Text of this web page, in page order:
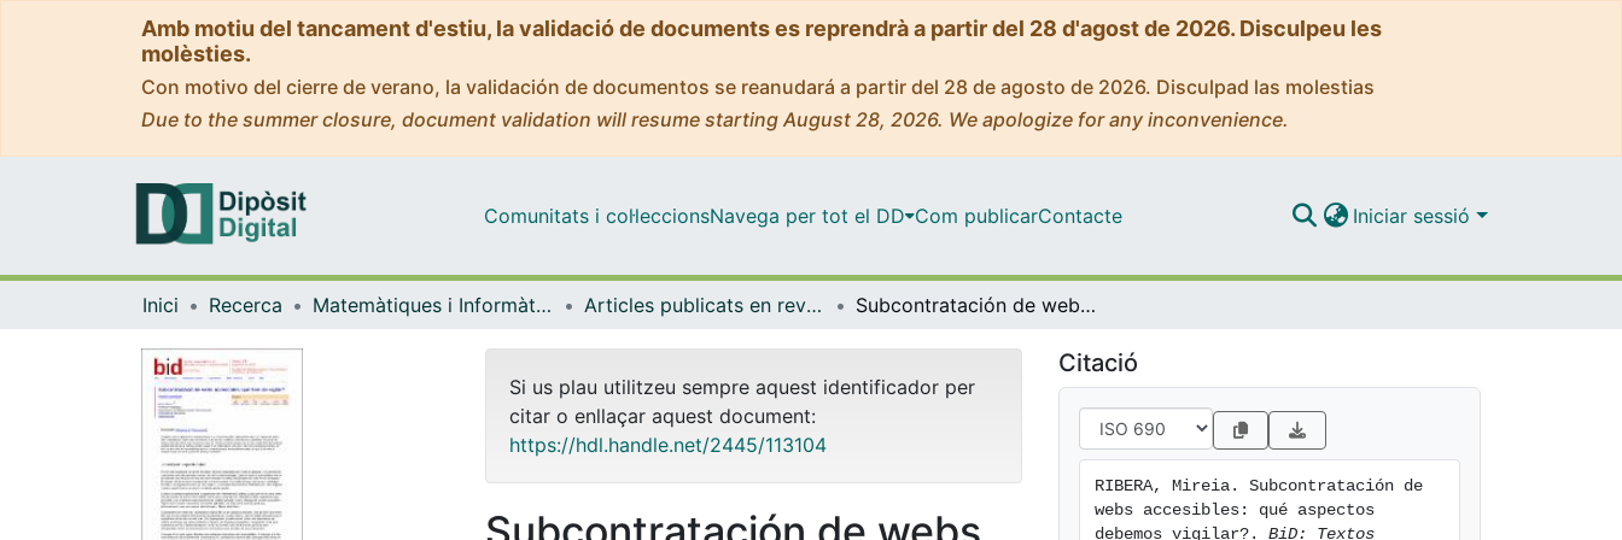
Amb motiu del tancament d'estiu, la validació de documents es reprendrà a partir del 28 d'agost de 2026. Disculpeu les
molèsties.
Con motivo del cierre de verano, la validación de documentos se reanudará a partir del 28 de agosto de 2026. Disculpad las molestias
Due to the summer closure, document validation will resume starting August 28, 2026. We apologize for any inconvenience.
Comunitats i col·leccionsNavega per tot el DD Com publicarContacte Iniciar sessió
Inici Recerca Matemàtiques i Informàtica Articles publicats en revistes (Matemàtiques i Informàtica) Subcontratación de webs accesibles: qué aspectos debemos vigilar?
Si us plau utilitzeu sempre aquest identificador per
citar o enllaçar aquest document:
https://hdl.handle.net/2445/113104
Citació
RIBERA, Mireia. Subcontratación de
webs accesibles: qué aspectos
debemos vigilar?. BiD: Textos